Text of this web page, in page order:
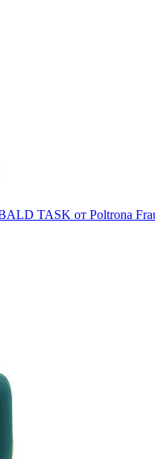
TASK от Poltrona